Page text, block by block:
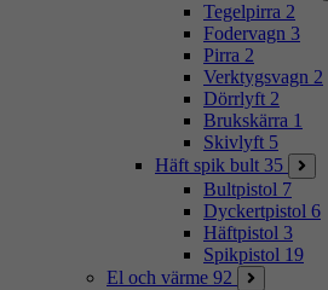
Tegelpirra 2
Fodervagn 3
Pirra 2
Verktygsvagn 2
Dörrlyft 2
Brukskärra 1
Skivlyft 5
Häft spik bult 35
Bultpistol 7
Dyckertpistol 6
Häftpistol 3
Spikpistol 19
El och värme 92